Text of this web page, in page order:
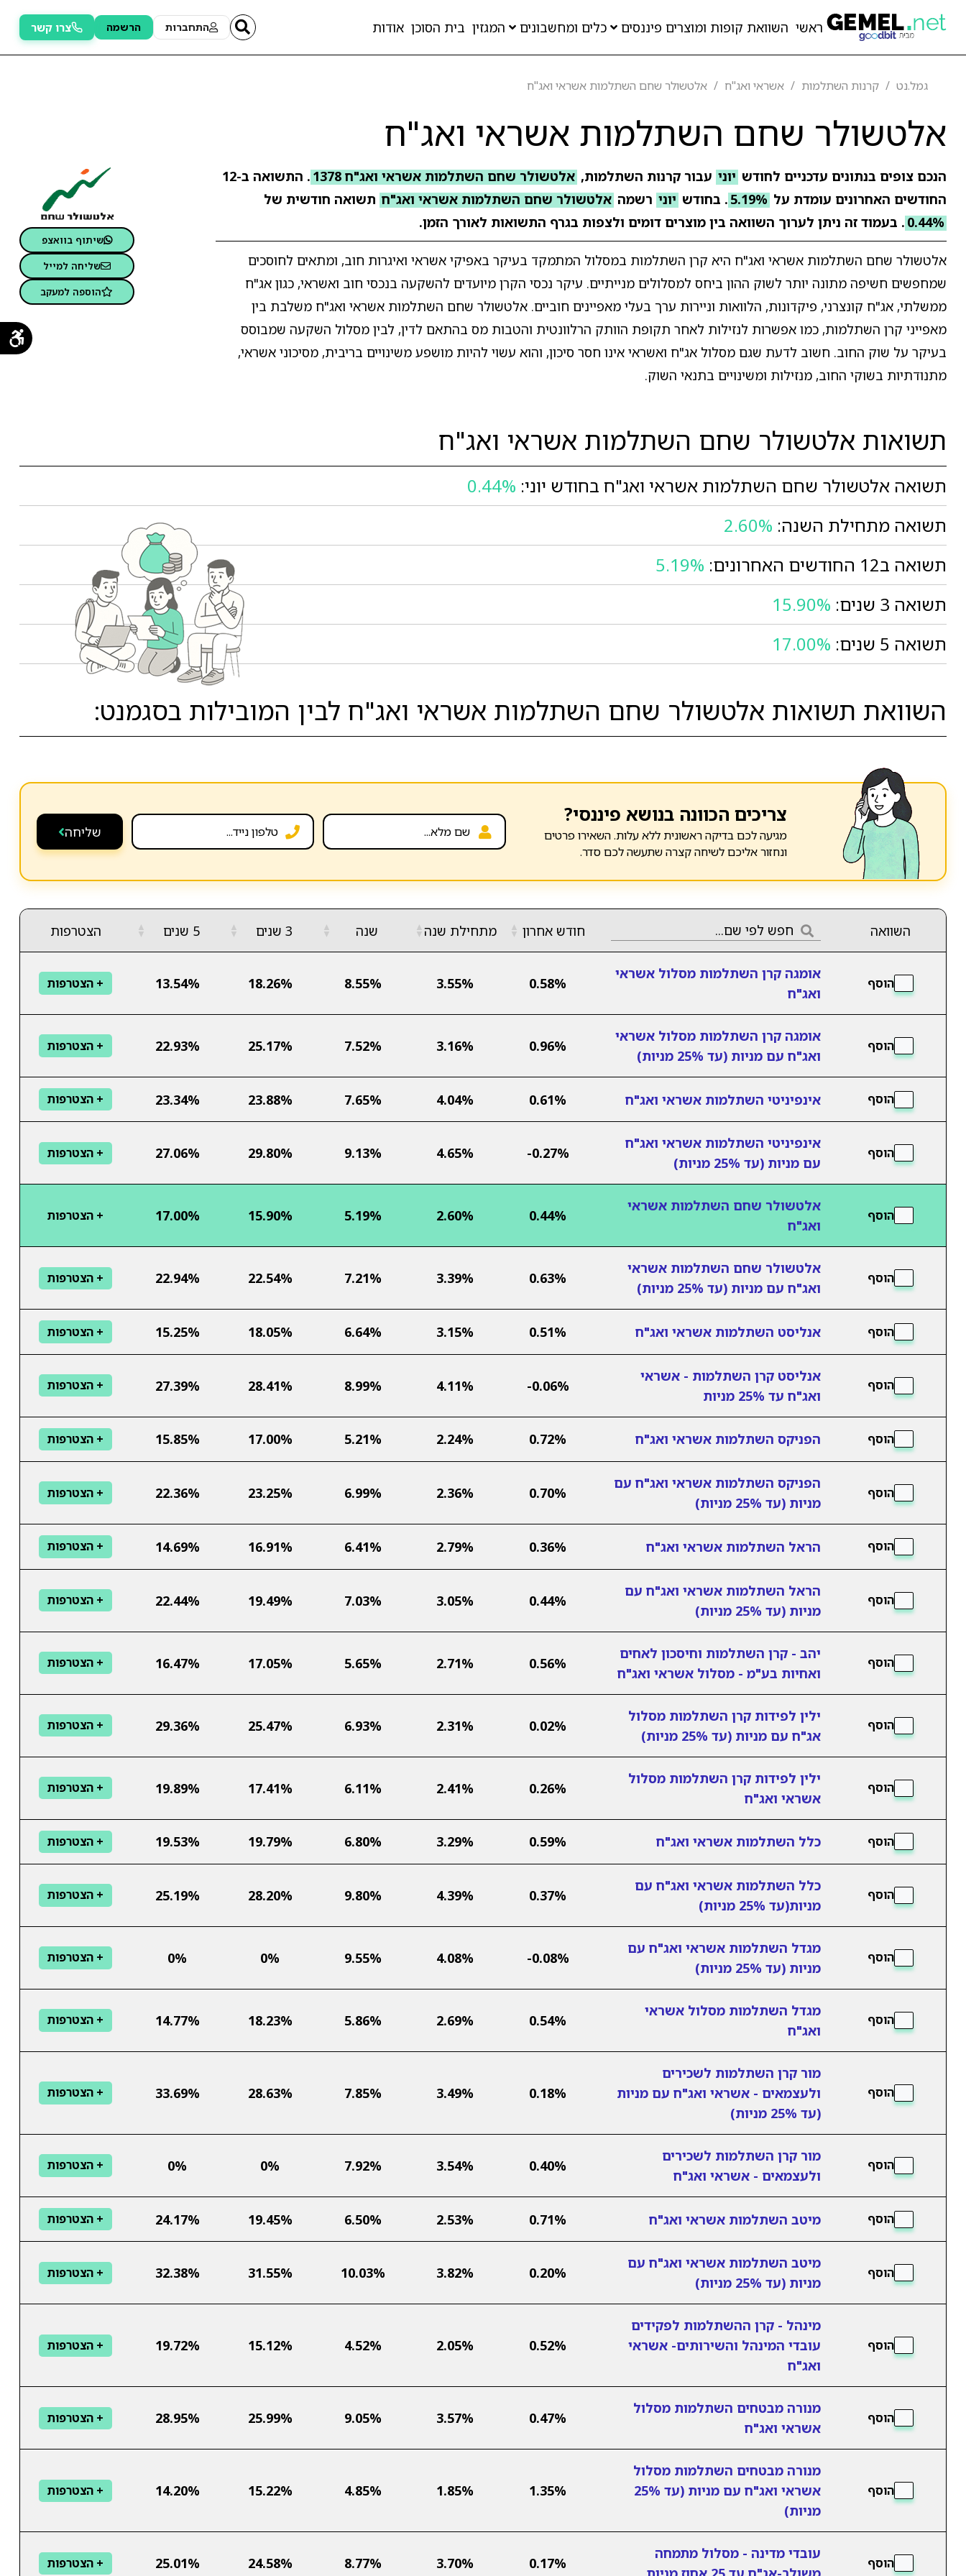
ראשי השוואת קופות ומוצרים פיננסים כלים ומחשבונים המגזין בית הסוכן אודות התחברות הרשמה צרו קשר
גמל.נט קרנות השתלמות אשראי ואג"ח אלטשולר שחם השתלמות אשראי ואג"ח
אלטשולר שחם השתלמות אשראי ואג"ח
הנכם צופים בנתונים עדכניים לחודש יוני עבור קרנות השתלמות, אלטשולר שחם השתלמות אשראי ואג"ח 1378
. התשואה ב-12
החודשים האחרונים עומדת על 5.19% . בחודש יוני רשמה אלטשולר שחם השתלמות אשראי ואג"ח תשואה חודשית של
0.44% . בעמוד זה ניתן לערוך השוואה בין מוצרים דומים ולצפות בגרף התשואות לאורך הזמן.
אלטשולר שחם השתלמות אשראי ואג"ח היא קרן השתלמות במסלול המתמקד בעיקר באפיקי אשראי ואיגרות חוב, ומתאים לחוסכים
שמחפשים חשיפה מתונה יותר לשוק ההון ביחס למסלולים מנייתיים. עיקר נכסי הקרן מיועדים להשקעה בנכסי חוב ואשראי, כגון אג"ח
ממשלתי, אג"ח קונצרני, פיקדונות, הלוואות וניירות ערך בעלי מאפיינים חוביים. אלטשולר שחם השתלמות אשראי ואג"ח משלבת בין
מאפייני קרן השתלמות, כמו אפשרות לנזילות לאחר תקופת הוותק הרלוונטית והטבות מס בהתאם לדין, לבין מסלול השקעה שמבוסס
בעיקר על שוק החוב. חשוב לדעת שגם מסלול אג"ח ואשראי אינו חסר סיכון, והוא עשוי להיות מושפע משינויים בריבית, מסיכוני אשראי,
מתנודתיות בשוקי החוב, מנזילות ומשינויים בתנאי השוק.
שיתוף בוואצפ
שליחה למייל
הוספה למעקב
תשואות אלטשולר שחם השתלמות אשראי ואג"ח
תשואה אלטשולר שחם השתלמות אשראי ואג"ח בחודש יוני: 0.44%
תשואה מתחילת השנה: 2.60%
תשואה ב12 החודשים האחרונים:
5.19%
תשואה 3 שנים:
15.90%
תשואה 5 שנים:
17.00%
השוואת תשואות אלטשולר שחם השתלמות אשראי ואג"ח לבין המובילות בסגמנט:
צריכים הכוונה בנושא פיננסי?
מגיעה לכם בדיקה ראשונית ללא עלות. השאירו פרטים
ונחזור אליכם לשיחה קצרה שתעשה לכם סדר.
שליחה
השוואה חודש אחרון ▲
▼ מתחילת שנה▲
▼ שנה ▲
▼ 3 שנים ▲
▼ 5 שנים ▲
▼ הצטרפות
הוסף
אומגה קרן השתלמות מסלול אשראי
ואג"ח
0.58%
3.55%
8.55%
18.26%
13.54% + הצטרפות
הוסף
אומגה קרן השתלמות מסלול אשראי
ואג"ח עם מניות (עד 25% מניות)
0.96%
3.16%
7.52%
25.17%
22.93% + הצטרפות
הוסף אינפיניטי השתלמות אשראי ואג"ח 0.61%
4.04%
7.65%
23.88%
23.34% + הצטרפות
הוסף
אינפיניטי השתלמות אשראי ואג"ח
עם מניות (עד 25% מניות)
-0.27%
4.65%
9.13%
29.80%
27.06% + הצטרפות
הוסף
אלטשולר שחם השתלמות אשראי
ואג"ח
0.44%
2.60%
5.19%
15.90%
17.00% + הצטרפות
הוסף
אלטשולר שחם השתלמות אשראי
ואג"ח עם מניות (עד 25% מניות)
0.63%
3.39%
7.21%
22.54%
22.94% + הצטרפות
הוסף אנליסט השתלמות אשראי ואג"ח 0.51%
3.15%
6.64%
18.05%
15.25% + הצטרפות
הוסף
אנליסט קרן השתלמות - אשראי
ואג"ח עד 25% מניות
-0.06%
4.11%
8.99%
28.41%
27.39% + הצטרפות
הוסף הפניקס השתלמות אשראי ואג"ח 0.72%
2.24%
5.21%
17.00%
15.85% + הצטרפות
הוסף
הפניקס השתלמות אשראי ואג"ח עם
מניות (עד 25% מניות)
0.70%
2.36%
6.99%
23.25%
22.36% + הצטרפות
הוסף הראל השתלמות אשראי ואג"ח 0.36%
2.79%
6.41%
16.91%
14.69% + הצטרפות
הוסף
הראל השתלמות אשראי ואג"ח עם
מניות (עד 25% מניות)
0.44%
3.05%
7.03%
19.49%
22.44% + הצטרפות
הוסף
יהב - קרן השתלמות וחיסכון לאחים
ואחיות בע"מ - מסלול אשראי ואג"ח
0.56%
2.71%
5.65%
17.05%
16.47% + הצטרפות
הוסף
ילין לפידות קרן השתלמות מסלול
אג"ח עם מניות (עד 25% מניות)
0.02%
2.31%
6.93%
25.47%
29.36% + הצטרפות
הוסף
ילין לפידות קרן השתלמות מסלול
אשראי ואג"ח
0.26%
2.41%
6.11%
17.41%
19.89% + הצטרפות
הוסף כלל השתלמות אשראי ואג"ח 0.59%
3.29%
6.80%
19.79%
19.53% + הצטרפות
הוסף
כלל השתלמות אשראי ואג"ח עם
מניות(עד 25% מניות)
0.37%
4.39%
9.80%
28.20%
25.19% + הצטרפות
הוסף
מגדל השתלמות אשראי ואג"ח עם
מניות (עד 25% מניות)
-0.08%
4.08%
9.55%
0%
0% + הצטרפות
הוסף
מגדל השתלמות מסלול אשראי
ואג"ח
0.54%
2.69%
5.86%
18.23%
14.77% + הצטרפות
הוסף
מור קרן השתלמות לשכירים
ולעצמאים - אשראי ואג"ח עם מניות
(עד 25% מניות)
0.18%
3.49%
7.85%
28.63%
33.69% + הצטרפות
הוסף
מור קרן השתלמות לשכירים
ולעצמאים - אשראי ואג"ח
0.40%
3.54%
7.92%
0%
0% + הצטרפות
הוסף מיטב השתלמות אשראי ואג"ח 0.71%
2.53%
6.50%
19.45%
24.17% + הצטרפות
הוסף
מיטב השתלמות אשראי ואג"ח עם
מניות (עד 25% מניות)
0.20%
3.82%
10.03%
31.55%
32.38% + הצטרפות
הוסף
מינהל - קרן ההשתלמות לפקידים
עובדי המינהל והשירותים- אשראי
ואג"ח
0.52%
2.05%
4.52%
15.12%
19.72% + הצטרפות
הוסף
מנורה מבטחים השתלמות מסלול
אשראי ואג"ח
0.47%
3.57%
9.05%
25.99%
28.95% + הצטרפות
הוסף
מנורה מבטחים השתלמות מסלול
אשראי ואג"ח עם מניות (עד 25%
מניות)
1.35%
1.85%
4.85%
15.22%
14.20% + הצטרפות
הוסף
עובדי מדינה - מסלול מתמחה
0.17%
3.70%
8.77%
24.58%
25.01% + הצטרפות